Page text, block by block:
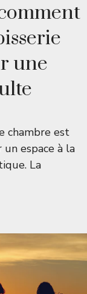
une
chambre est
espace à la
La